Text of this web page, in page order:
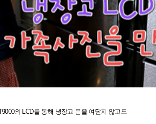
의 LCD를 통해 냉장고 문을 여닫지 않고도